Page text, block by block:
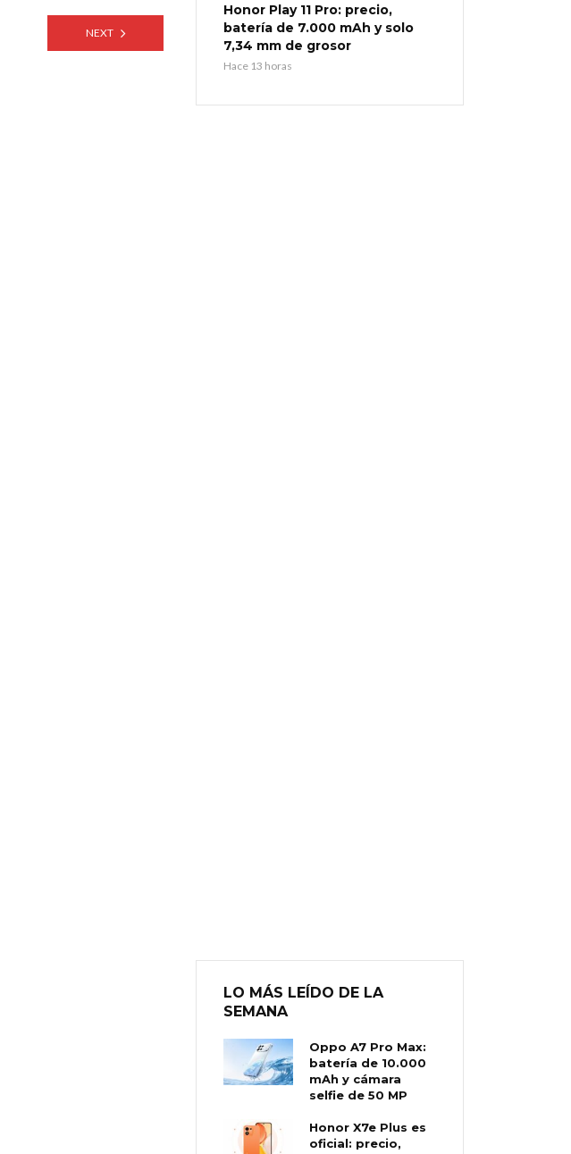
NEXT
Honor Play 11 Pro: precio,
batería de 7.000 mAh y solo
7,34 mm de grosor
Hace 13 horas
LO MÁS LEÍDO DE LA
SEMANA
Oppo A7 Pro Max:
batería de 10.000
mAh y cámara
selfie de 50 MP
Honor X7e Plus es
oficial: precio,